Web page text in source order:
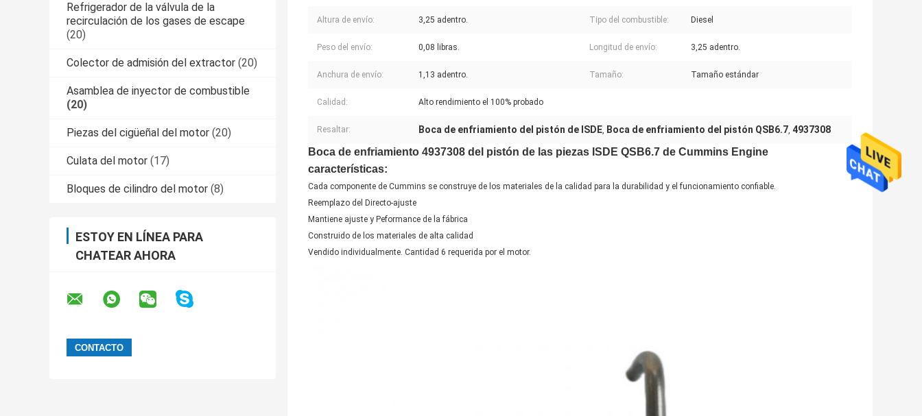
Refrigerador de la válvula de la
recirculación de los gases de escape
(20)
Colector de admisión del extractor (20)
Asamblea de inyector de combustible
(20)
Piezas del cigüeñal del motor (20)
Culata del motor (17)
Bloques de cilindro del motor (8)
ESTOY EN LÍNEA PARA
CHATEAR AHORA
Altura de envío: 3,25 adentro. Tipo del combustible: Diesel
Peso del envío: 0,08 libras. Longitud de envío: 3,25 adentro.
Anchura de envío: 1,13 adentro. Tamaño: Tamaño estándar
Calidad: Alto rendimiento el 100% probado
Resaltar: Boca de enfriamiento del pistón de ISDE, Boca de enfriamiento del pistón QSB6.7, 4937308
Boca de enfriamiento 4937308 del pistón de las piezas ISDE QSB6.7 de Cummins Engine
características:
Cada componente de Cummins se construye de los materiales de la calidad para la durabilidad y el funcionamiento confiable.
Reemplazo del Directo-ajuste
Mantiene ajuste y Peformance de la fábrica
Construido de los materiales de alta calidad
Vendido individualmente. Cantidad 6 requerida por el motor.